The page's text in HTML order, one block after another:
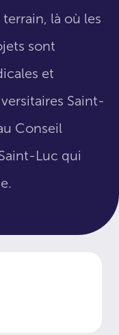
là où les
sont
et
Saint-
Conseil
Luc qui